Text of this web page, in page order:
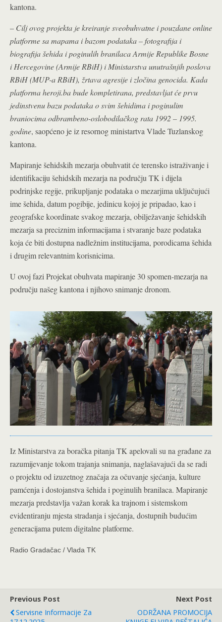
kantona.
– Cilj ovog projekta je kreiranje sveobuhvatne i pouzdane online
platforme sa mapama i bazom podataka – fotografija i
biografija šehida i poginulih branilaca Armije Republike Bosne
i Hercegovine (Armije RBiH) i Ministarstva unutrašnjih poslova
RBiH (MUP-a RBiH), žrtava agresije i zločina genocida. Kada
platforma heroji.ba bude kompletirana, predstavljat će prvu
jedinstvenu bazu podataka o svim šehidima i poginulim
braniocima odbrambeno-oslobodilačkog rata 1992 – 1995.
godine, saopćeno je iz resornog ministartva Vlade Tuzlanskog
kantona.
Mapiranje šehidskih mezarja obuhvatit će terensko istraživanje i
identifikaciju šehidskih mezarja na području TK i dijela
podrinjske regije, prikupljanje podataka o mezarjima uključujući
ime šehida, datum pogibije, jedinicu kojoj je pripadao, kao i
geografske koordinate svakog mezarja, obilježavanje šehidskih
mezarja sa preciznim informacijama i stvaranje baze podataka
koja će biti dostupna nadležnim institucijama, porodicama šehida
i drugim relevantnim korisnicima.
U ovoj fazi Projekat obuhvata mapiranje 30 spomen-mezarja na
području našeg kantona i njihovo snimanje dronom.
Iz Ministarstva za boračka pitanja TK apelovali su na građane za
razumijevanje tokom trajanja snimanja, naglašavajući da se radi
o projektu od izuzetnog značaja za očuvanje sjećanja, kulture
pamćenja i dostojanstva šehida i poginulih branilaca. Mapiranje
mezarja predstavlja važan korak ka trajnom i sistemskom
evidentiranju mjesta stradanja i sjećanja, dostupnih budućim
generacijama putem digitalne platforme.
Radio Gradačac / Vlada TK
Previous Post
Servisne Informacije Za
Next Post
ODRŽANA PROMOCIJA